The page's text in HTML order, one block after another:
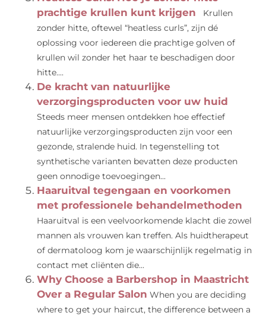
prachtige krullen kunt krijgen
Krullen
zonder hitte, oftewel “heatless curls”, zijn dé
oplossing voor iedereen die prachtige golven of
krullen wil zonder het haar te beschadigen door
hitte....
De kracht van natuurlijke
verzorgingsproducten voor uw huid
Steeds meer mensen ontdekken hoe effectief
natuurlijke verzorgingsproducten zijn voor een
gezonde, stralende huid. In tegenstelling tot
synthetische varianten bevatten deze producten
geen onnodige toevoegingen...
Haaruitval tegengaan en voorkomen
met professionele behandelmethoden
Haaruitval is een veelvoorkomende klacht die zowel
mannen als vrouwen kan treffen. Als huidtherapeut
of dermatoloog kom je waarschijnlijk regelmatig in
contact met cliënten die...
Why Choose a Barbershop in Maastricht
Over a Regular Salon When you are deciding
where to get your haircut, the difference between a